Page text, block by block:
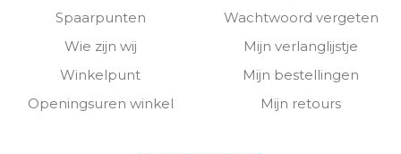
Spaarpunten
Wie zijn wij
Winkelpunt
Openingsuren winkel
Wachtwoord vergeten
Mijn verlanglijstje
Mijn bestellingen
Mijn retours